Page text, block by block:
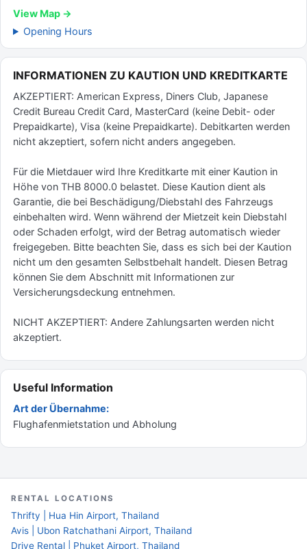
View Map →
Opening Hours
INFORMATIONEN ZU KAUTION UND KREDITKARTE
AKZEPTIERT: American Express, Diners Club, Japanese
Credit Bureau Credit Card, MasterCard (keine Debit- oder
Prepaidkarte), Visa (keine Prepaidkarte). Debitkarten werden
nicht akzeptiert, sofern nicht anders angegeben.
Für die Mietdauer wird Ihre Kreditkarte mit einer Kaution in
Höhe von THB 8000.0 belastet. Diese Kaution dient als
Garantie, die bei Beschädigung/Diebstahl des Fahrzeugs
einbehalten wird. Wenn während der Mietzeit kein Diebstahl
oder Schaden erfolgt, wird der Betrag automatisch wieder
freigegeben. Bitte beachten Sie, dass es sich bei der Kaution
nicht um den gesamten Selbstbehalt handelt. Diesen Betrag
können Sie dem Abschnitt mit Informationen zur
Versicherungsdeckung entnehmen.
NICHT AKZEPTIERT: Andere Zahlungsarten werden nicht
akzeptiert.
Useful Information
Art der Übernahme:
Flughafenmietstation und Abholung
RENTAL LOCATIONS
Thrifty | Hua Hin Airport, Thailand
Avis | Ubon Ratchathani Airport, Thailand
Drive Rental | Phuket Airport, Thailand